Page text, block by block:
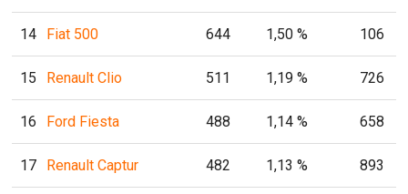
14 Fiat 500 644 1,50 % 106
15 Renault Clio 511 1,19 % 726
16 Ford Fiesta 488 1,14 % 658
17 Renault Captur 482 1,13 % 893